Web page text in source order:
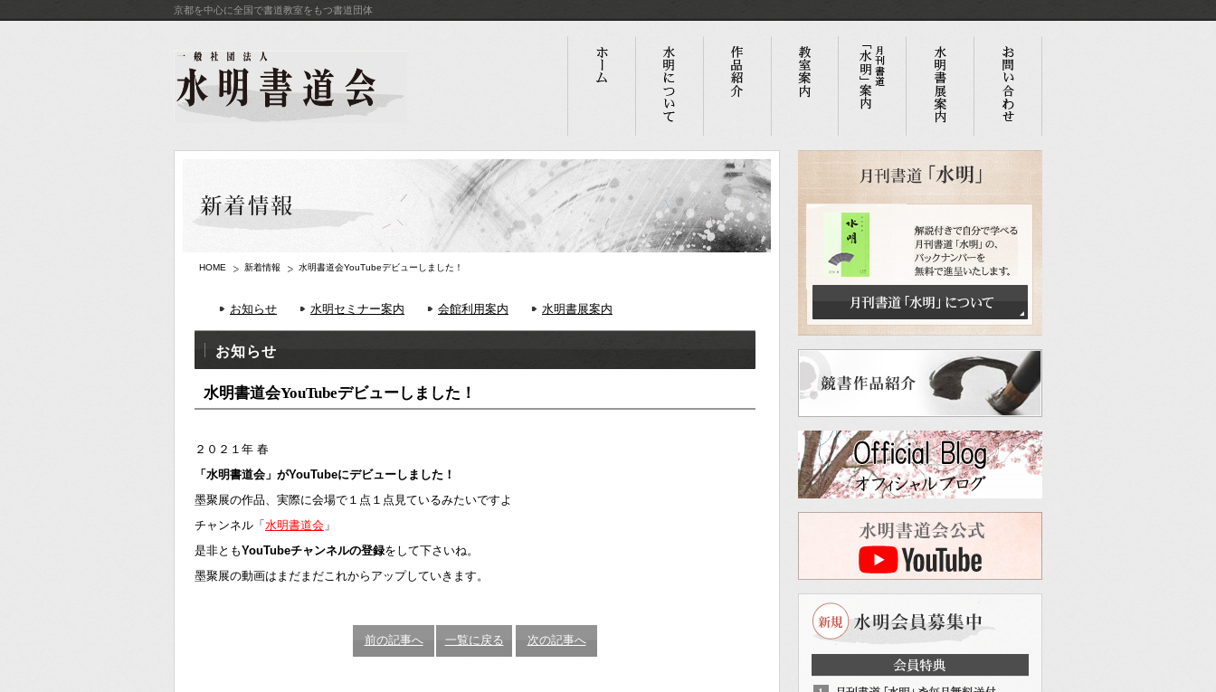
京都を中心に全国で書道教室をもつ書道団体
HOME 新着情報 水明書道会YouTubeデビューしました！
お知らせ 水明セミナー案内 会館利用案内 水明書展案内
お知らせ
水明書道会YouTubeデビューしました！
２０２１年 春
「水明書道会」がYouTubeにデビューしました！
墨聚展の作品、実際に会場で１点１点見ているみたいですよ
チャンネル「 水明書道会 」
是非ともYouTubeチャンネルの登録をして下さいね。
墨聚展の動画はまだまだこれからアップしていきます。
前の記事へ 一覧に戻る 次の記事へ